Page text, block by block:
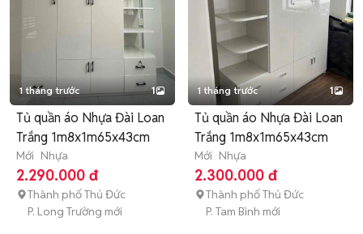
1 tháng trước 1
Tủ quần áo Nhựa Đài Loan
Trắng 1m8x1m65x43cm
Mới Nhựa
2.290.000 đ
Thành phố Thủ Đức
P. Long Trường mới
1 tháng trước 1
Tủ quần áo Nhựa Đài Loan
Trắng 1m8x1m65x43cm
Mới Nhựa
2.300.000 đ
Thành phố Thủ Đức
P. Tam Bình mới